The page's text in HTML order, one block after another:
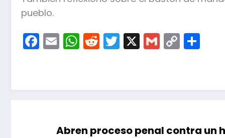
pueblo.
Facebook
EmailWhatsApp
Reddit
Twitter
X Gmail
Copy
Link
Abren proceso penal contra un